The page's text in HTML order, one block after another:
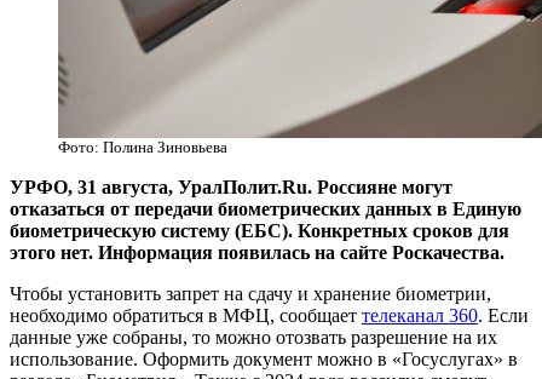
Фото: Полина Зиновьева
​УРФО, 31 августа, УралПолит.Ru. Россияне могут
отказаться от передачи биометрических данных в Единую
биометрическую систему (ЕБС). Конкретных сроков для
этого нет. Информация появилась на сайте Роскачества.
Чтобы установить запрет на сдачу и хранение биометрии,
необходимо обратиться в МФЦ, сообщает телеканал 360. Если
данные уже собраны, то можно отозвать разрешение на их
использование. Оформить документ можно в «Госуслугах» в